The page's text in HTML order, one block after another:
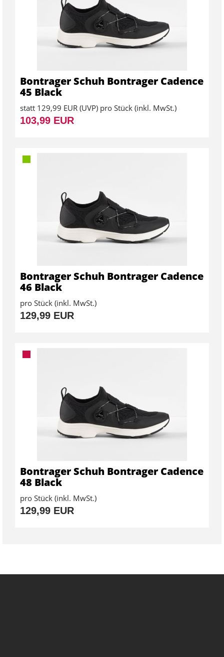
Bontrager Schuh Bontrager Cadence
45 Black
statt 129,99 EUR (UVP) pro Stück (inkl. MwSt.)
103,99 EUR
Bontrager Schuh Bontrager Cadence
46 Black
pro Stück (inkl. MwSt.)
129,99 EUR
Bontrager Schuh Bontrager Cadence
48 Black
pro Stück (inkl. MwSt.)
129,99 EUR